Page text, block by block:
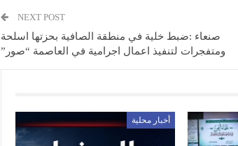
NEXT POST
صنعاء :ضبط خلية في منطقة الصافية بحزتها اسلحة
ومتفجرات لتنفيذ اعمال اجرامية في العاصمة “صور”
أخبار محلية